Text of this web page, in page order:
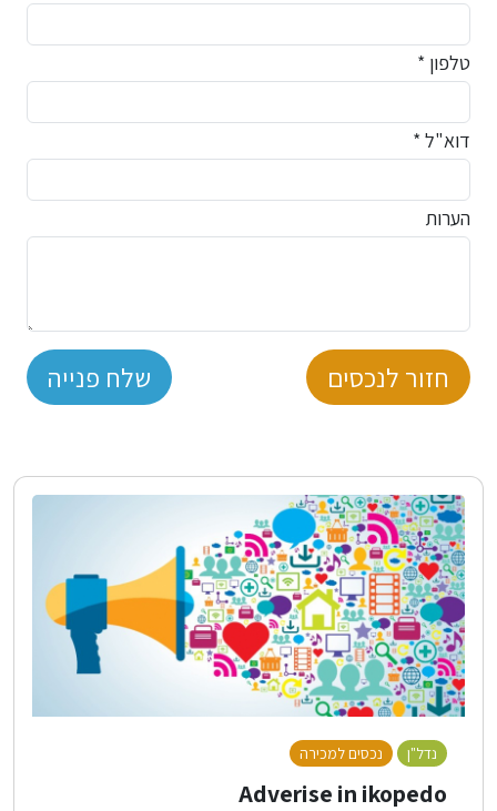
טלפון *
דוא"ל *
הערות
חזור לנכסים שלח פנייה
נדל"ן נכסים למכירה
Adverise in ikopedo